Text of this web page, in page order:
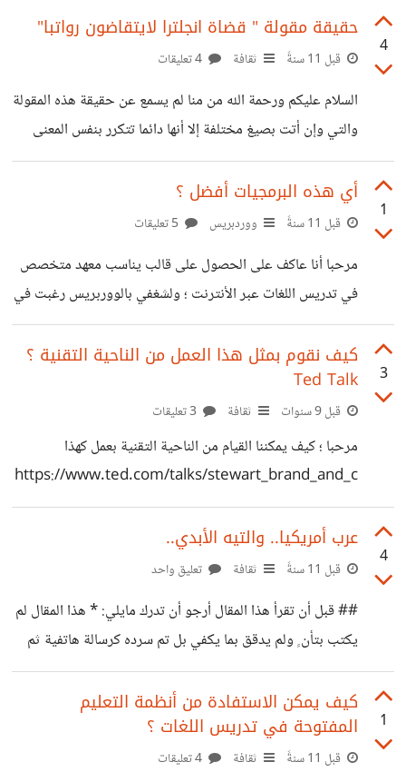
المجانية ؛ حينها كانت هناك مدونات "جيران" وكنت أحد
القراءة وكل ما قرأت أصبت بموجة اكتئاب بسبب المقالات العربية
المتضاربة .. هذه مشرقة وهذه مغربة .. الفكرة نتائجها
4
حقيقة مقولة " قضاة انجلترا لايتقاضون رواتبا"
قبل 11 سنةً ثقافة
السلام عليكم ورحمة الله من منا لم يسمع عن حقيقة هذه المقولة
والتي وإن أتت بصيغ مختلفة إلا أنها دائما تتكرر بنفس المعنى
وهي "أن قضاة أنجلترا العظمى لايتقاضون رواتبهم ؛ أو أن
القاضي الأعلى (قاضي القاة ) لايتقاضى راتبا معينا وإنما له حق
أخذ مايريد من خزينة الدولة .. بحثت عن هذا الموضوع ومن
التاريخية التي قبلها ؛ رغم أني سمعت مرة في حضوري لأحدى
المحاضرات في
1
أي هذه البرمجيات أفضل ؟
قبل 11 سنةً ووردبريس
مرحبا أنا عاكف على الحصول على قالب يناسب معهد متخصص
في تدريس اللغات عبر الأنترنت ؛ ولشغفي بالووربريس رغبت في
أن لا أستخدم أية برمجية لا تعتمد على الووربريس . لذلك
حصلت على هذه القوالب وأرغب في شراء أحدها فأيها تقترحون
علي َ ولماذا ؟؟ ##المشروع: عبارة عن مشروع لتدريس اللغة عبر
الأنترنت يشمل تقديم حصص بعضها مجاني وبعضها مدفوع مع
إمكانية إتاحة التواصل بين الأساتذة والطلاب أونلاين . رابط
القوالب : http://themeforest.net/search?
3
كيف نقوم بمثل هذا العمل من الناحية التقنية ؟
Ted Talk
قبل 9 سنوات ثقافة
مرحبا ؛ كيف يمكننا القيام من الناحية التقنية بعمل كهذا
https://www.ted.com/talks/stewart_brand_and_c
hris_anderson_mammoths_resurrected_geoengi
neering_and_other_thoughts_from_a_futurist/tra
nscript بحيث يكون كلام المحاضر يظهر مع النص بشكل تلقائي
تلقائيا إلى نفس النقطة . جرب بنفسك من الرابط . أرجو ممن
لديه فكرة عن الموضوع أن يساعدني في فهم الطريقة المعتمدة
في إعداد مثل هذه ... شكرا
4
عرب أمريكيا.. والتيه الأبدي..
قبل 11 سنةً ثقافة تعليق واحد
## قبل أن تقرأ هذا المقال أرجو أن تدرك مايلي: * هذا المقال لم
يكتب بتأن ٍ ولم يدقق بما يكفي بل تم سرده كرسالة هاتفية ثم
نشرها هنا .. * لقد اتخذت هذا القرار بنشر كل الأفكار قبل ساعة
من نشر هذا المقال بعد ما ضاع هاتفي الثاني وضاعت كل
مذكراتي ويومياتي وملاحظاتي وللمرة الثالثة أقع في نفس
المشكلة بعد ضياع الهاتف وفقد معلومات الكمبيور .. لقد فقدت
1
كيف يمكن الاستفادة من أنظمة التعليم
المفتوحة في تدريس اللغات ؟
قبل 11 سنةً ثقافة